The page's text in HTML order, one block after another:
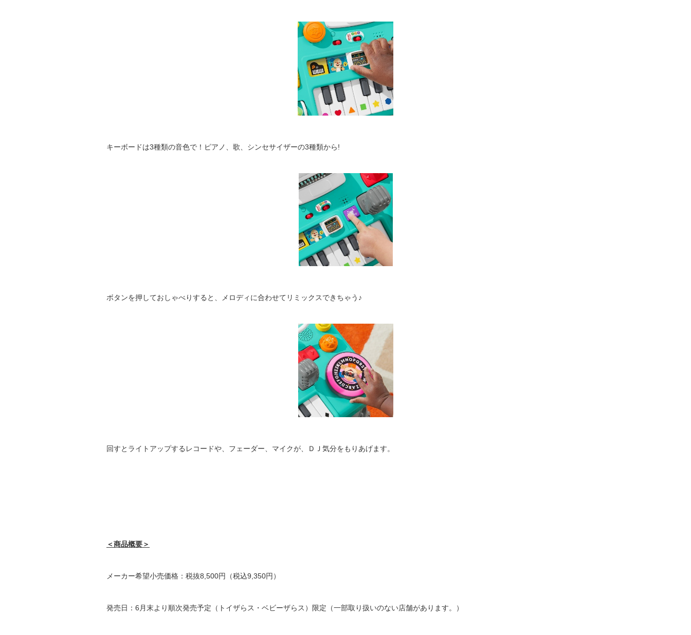
キーボードは3種類の音色で！ピアノ、歌、シンセサイザーの3種類から!
ボタンを押しておしゃべりすると、メロディに合わせてリミックスできちゃう♪
回すとライトアップするレコードや、フェーダー、マイクが、ＤＪ気分をもりあげます。
＜商品概要＞
メーカー希望小売価格：税抜8,500円（税込9,350円）
発売日：6月末より順次発売予定（トイザらス・ベビーザらス）限定（一部取り扱いのない店舗があります。）